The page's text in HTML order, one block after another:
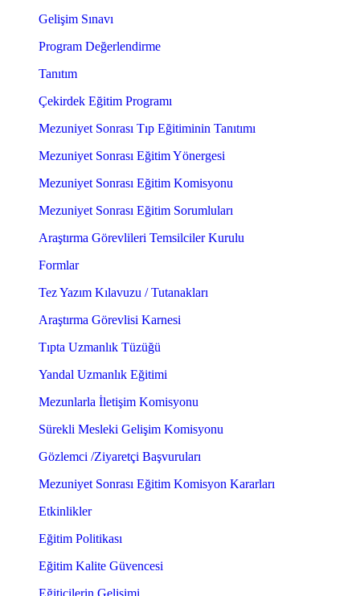
Gelişim Sınavı
Program Değerlendirme
Tanıtım
Çekirdek Eğitim Programı
Mezuniyet Sonrası Tıp Eğitiminin Tanıtımı
Mezuniyet Sonrası Eğitim Yönergesi
Mezuniyet Sonrası Eğitim Komisyonu
Mezuniyet Sonrası Eğitim Sorumluları
Araştırma Görevlileri Temsilciler Kurulu
Formlar
Tez Yazım Kılavuzu / Tutanakları
Araştırma Görevlisi Karnesi
Tıpta Uzmanlık Tüzüğü
Yandal Uzmanlık Eğitimi
Mezunlarla İletişim Komisyonu
Sürekli Mesleki Gelişim Komisyonu
Gözlemci /Ziyaretçi Başvuruları
Mezuniyet Sonrası Eğitim Komisyon Kararları
Etkinlikler
Eğitim Politikası
Eğitim Kalite Güvencesi